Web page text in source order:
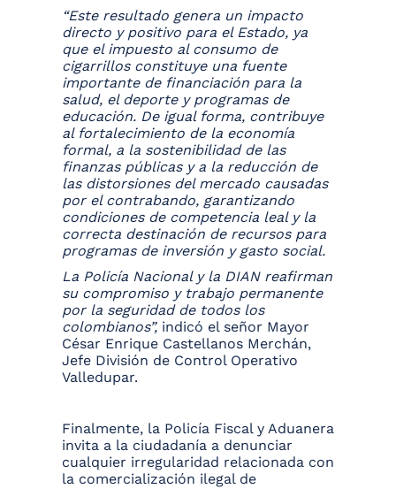
“Este resultado genera un impacto
directo y positivo para el Estado, ya
que el impuesto al consumo de
cigarrillos constituye una fuente
importante de financiación para la
salud, el deporte y programas de
educación. De igual forma, contribuye
al fortalecimiento de la economía
formal, a la sostenibilidad de las
finanzas públicas y a la reducción de
las distorsiones del mercado causadas
por el contrabando, garantizando
condiciones de competencia leal y la
correcta destinación de recursos para
programas de inversión y gasto social.
La Policía Nacional y la DIAN reafirman
su compromiso y trabajo permanente
por la seguridad de todos los
colombianos”, indicó el señor Mayor
César Enrique Castellanos Merchán,
Jefe División de Control Operativo
Valledupar.
Finalmente, la Policía Fiscal y Aduanera
invita a la ciudadanía a denunciar
cualquier irregularidad relacionada con
la comercialización ilegal de